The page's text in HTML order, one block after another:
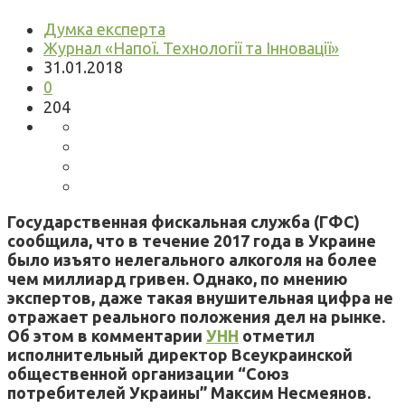
Думка експерта
Журнал «Напої. Технології та Інновації»
31.01.2018
0
204
Государственная фискальная служба (ГФС)
сообщила, что в течение 2017 года в Украине
было изъято нелегального алкоголя на более
чем миллиард гривен. Однако, по мнению
экспертов, даже такая внушительная цифра не
отражает реального положения дел на рынке.
Об этом в комментарии УНН отметил
исполнительный директор Всеукраинской
общественной организации “Союз
потребителей Украины” Максим Несмеянов.